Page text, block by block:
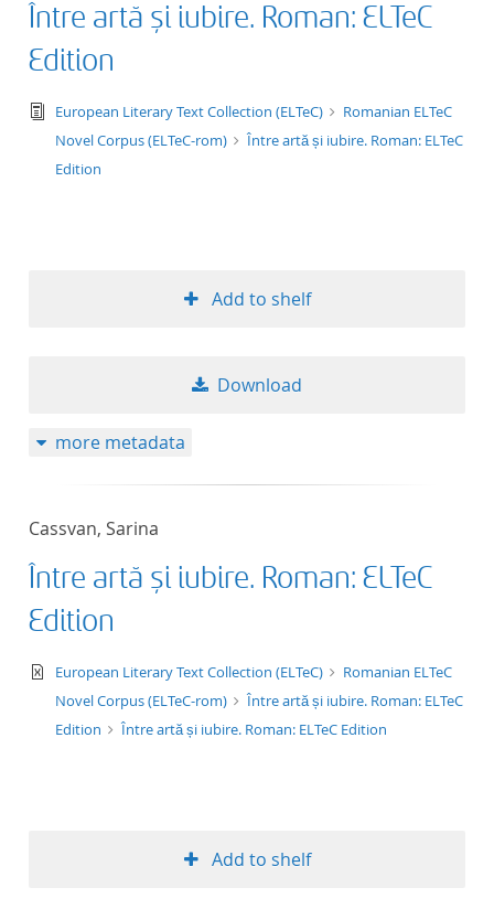
title descending
format
Între artă și iubire. Roman: ELTeC
Edition
text/tg.edition+tg.aggregation+xml
European Literary Text Collection (ELTeC)
Romanian ELTeC
Novel Corpus (ELTeC-rom)
Între artă și iubire. Roman: ELTeC
Edition
Add to shelf
Download
more metadata
Cassvan, Sarina
Între artă și iubire. Roman: ELTeC
Edition
text/xml
European Literary Text Collection (ELTeC)
Romanian ELTeC
Novel Corpus (ELTeC-rom)
Între artă și iubire. Roman: ELTeC
Edition
Între artă și iubire. Roman: ELTeC Edition
Add to shelf